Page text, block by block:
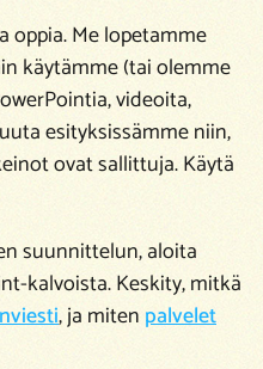
Me lopetamme
käytämme (tai olemme
videoita,
esityksissämme niin,
ovat sallittuja. Käytä
suunnittelun, aloita
kalvoista. Keskity, mitkä
, ja miten palvelet